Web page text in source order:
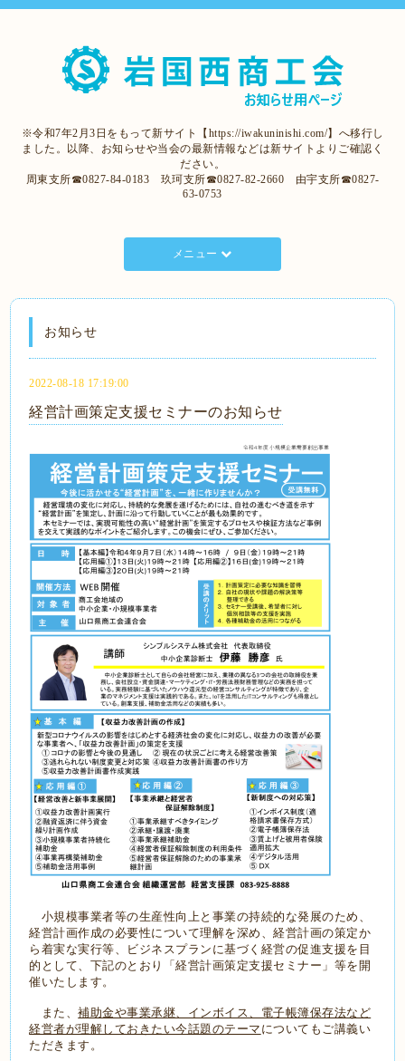
※令和7年2月3日をもって新サイト【https://iwakuninishi.com/】へ移行し
ました。以降、お知らせや当会の最新情報などは新サイトよりご確認く
ださい。
周東支所☎0827-84-0183 玖珂支所☎0827-82-2660 由宇支所☎0827-
63-0753
メニュー
お知らせ
2022-08-18 17:19:00
経営計画策定支援セミナーのお知らせ
小規模事業者等の生産性向上と事業の持続的な発展のため、
経営計画作成の必要性について理解を深め、経営計画の策定か
ら着実な実行等、ビジネスプランに基づく経営の促進支援を目
的として、下記のとおり「経営計画策定支援セミナー」等を開
催いたします。
また、補助金や事業承継、インボイス、電子帳簿保存法など
経営者が理解しておきたい今話題のテーマ についてもご講義い
ただきます。